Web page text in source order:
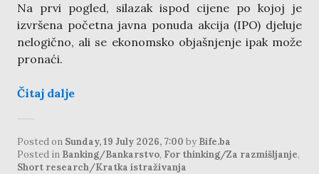
Na prvi pogled, silazak ispod cijene po kojoj je
izvršena početna javna ponuda akcija (IPO) djeluje
nelogično, ali se ekonomsko objašnjenje ipak može
pronaći.
Čitaj dalje
Posted on Sunday, 19 July 2026, 7:00 by Bife.ba
Posted in Banking/Bankarstvo, For thinking/Za razmišljanje,
Short research/Kratka istraživanja